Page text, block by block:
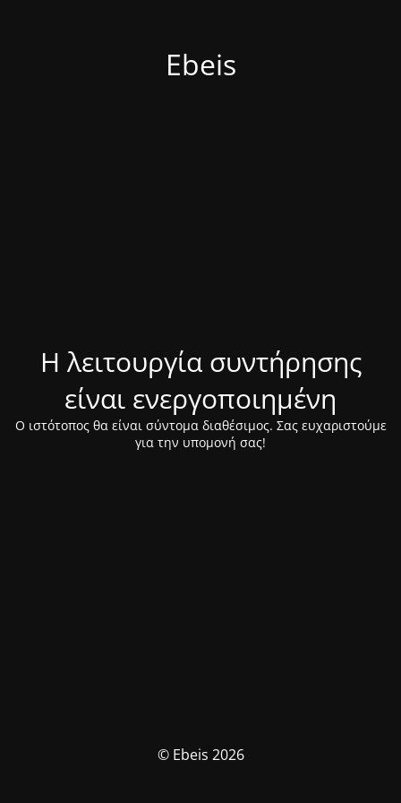
Ebeis
Η λειτουργία συντήρησης
είναι ενεργοποιημένη
Ο ιστότοπος θα είναι σύντομα διαθέσιμος. Σας ευχαριστούμε
για την υπομονή σας!
© Ebeis 2026